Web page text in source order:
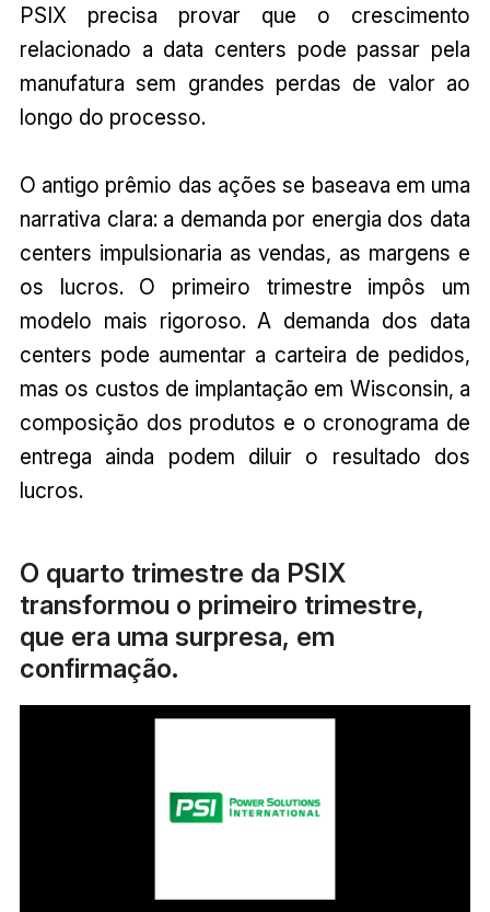
PSIX precisa provar que o crescimento
relacionado a data centers pode passar pela
manufatura sem grandes perdas de valor ao
longo do processo.
O antigo prêmio das ações se baseava em uma
narrativa clara: a demanda por energia dos data
centers impulsionaria as vendas, as margens e
os lucros. O primeiro trimestre impôs um
modelo mais rigoroso. A demanda dos data
centers pode aumentar a carteira de pedidos,
mas os custos de implantação em Wisconsin, a
composição dos produtos e o cronograma de
entrega ainda podem diluir o resultado dos
lucros.
O quarto trimestre da PSIX
transformou o primeiro trimestre,
que era uma surpresa, em
confirmação.